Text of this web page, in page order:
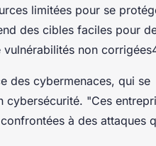
limitées pour se
des cibles faciles pour
non
des cybermenaces, qui se
cybersécurité. "Ces
à des attaques